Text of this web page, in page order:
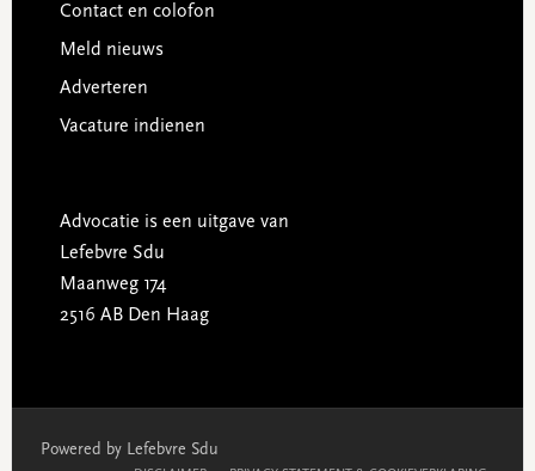
Contact en colofon
Meld nieuws
Adverteren
Vacature indienen
Advocatie is een uitgave van
Lefebvre Sdu
Maanweg 174
2516 AB Den Haag
Powered by Lefebvre Sdu